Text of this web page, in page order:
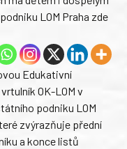
LOM Praha zde
Edukativní
OK-LOM v
podniku LOM
zvýrazňuje přední
a konce listů